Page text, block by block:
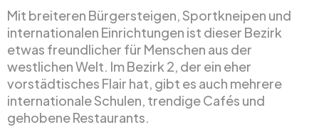
Mit breiteren Bürgersteigen, Sportkneipen und
internationalen Einrichtungen ist dieser Bezirk
etwas freundlicher für Menschen aus der
westlichen Welt. Im Bezirk 2, der ein eher
vorstädtisches Flair hat, gibt es auch mehrere
internationale Schulen, trendige Cafés und
gehobene Restaurants.